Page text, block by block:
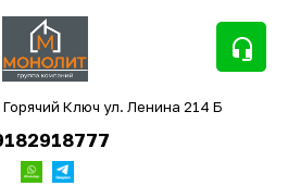
headset_mic
Горячий Ключ ул. Ленина 214 Б